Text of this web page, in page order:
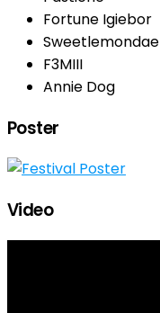
Fortune Igiebor
Sweetlemondae
F3MIII
Annie Dog
Poster
Video